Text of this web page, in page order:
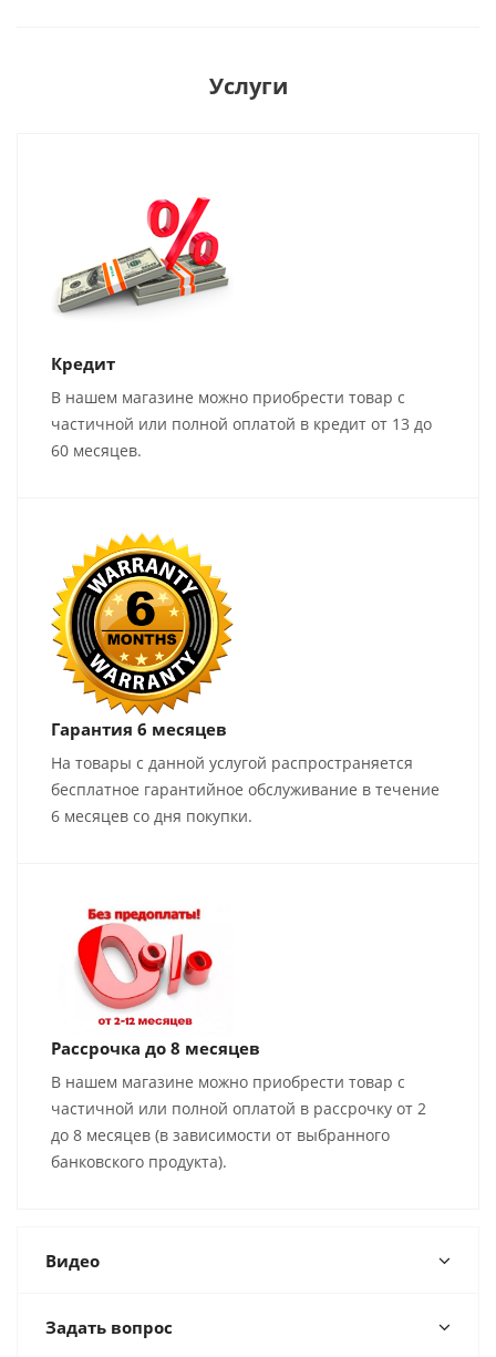
Услуги
Кредит
В нашем магазине можно приобрести товар с
частичной или полной оплатой в кредит от 13 до
60 месяцев.
Гарантия 6 месяцев
На товары с данной услугой распространяется
бесплатное гарантийное обслуживание в течение
6 месяцев со дня покупки.
Рассрочка до 8 месяцев
В нашем магазине можно приобрести товар с
частичной или полной оплатой в рассрочку от 2
до 8 месяцев (в зависимости от выбранного
банковского продукта).
Видео
Задать вопрос